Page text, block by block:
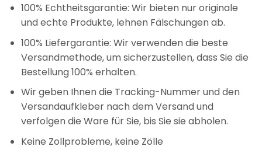
100% Echtheitsgarantie: Wir bieten nur originale
und echte Produkte, lehnen Fälschungen ab.
100% Liefergarantie: Wir verwenden die beste
Versandmethode, um sicherzustellen, dass Sie die
Bestellung 100% erhalten.
Wir geben Ihnen die Tracking-Nummer und den
Versandaufkleber nach dem Versand und
verfolgen die Ware für Sie, bis Sie sie abholen.
Keine Zollprobleme, keine Zölle